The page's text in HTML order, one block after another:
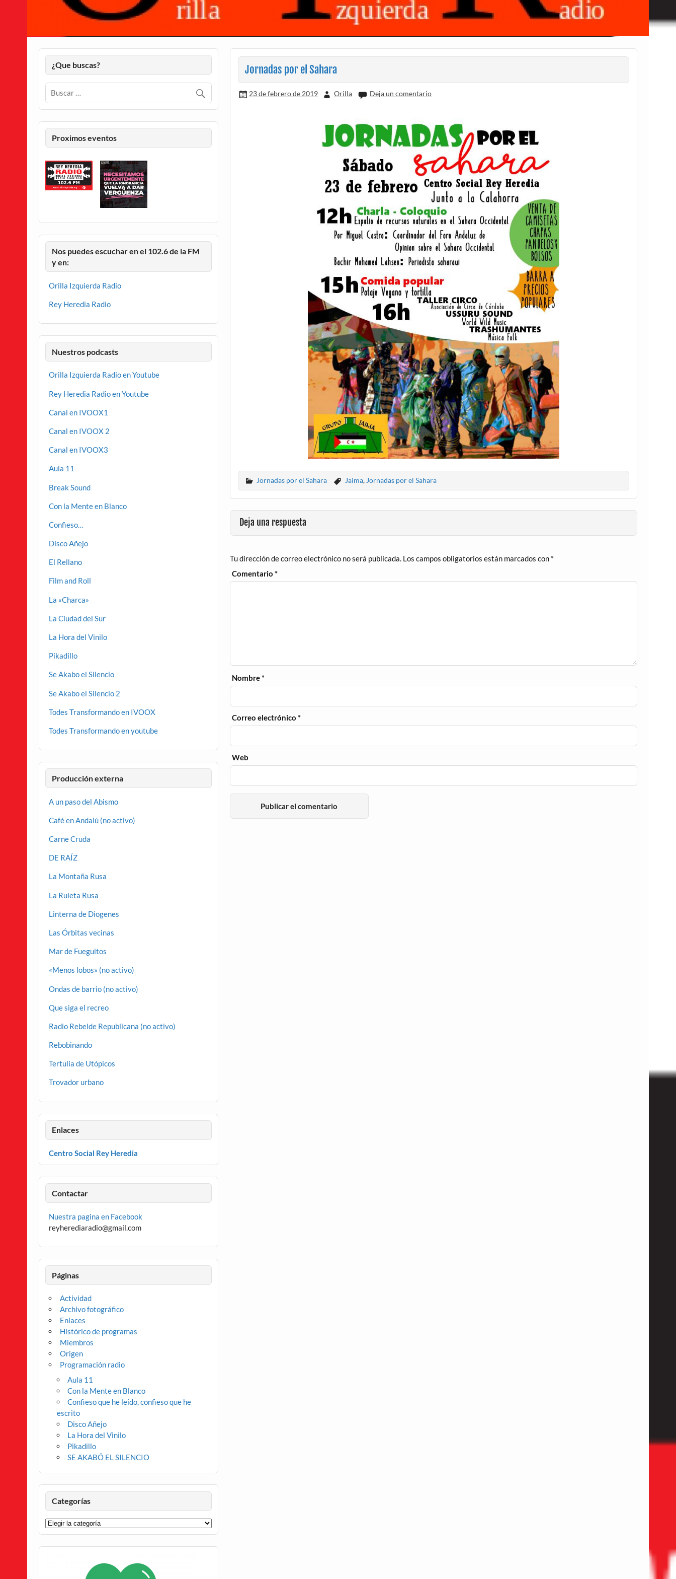
Jornadas por el Sahara
23 de febrero de 2019 Orilla Deja un comentario
Jornadas por el Sahara Jaima, Jornadas por el Sahara
Deja una respuesta
Tu dirección de correo electrónico no será publicada. Los campos obligatorios están marcados con *
Comentario*
Nombre*
Correo electrónico*
Web
¿Que buscas?
Proximos eventos
Nos puedes escuchar en el 102.6 de la FM
y en:
Orilla Izquierda Radio
Rey Heredia Radio
Nuestros podcasts
Orilla Izquierda Radio en Youtube
Rey Heredia Radio en Youtube
Canal en IVOOX1
Canal en IVOOX 2
Canal en IVOOX3
Aula 11
Break Sound
Con la Mente en Blanco
Confieso…
Disco Añejo
El Rellano
Film and Roll
La «Charca»
La Ciudad del Sur
La Hora del Vinilo
Pikadillo
Se Akabo el Silencio
Se Akabo el Silencio 2
Todes Transformando en IVOOX
Todes Transformando en youtube
Producción externa
A un paso del Abismo
Café en Andalú (no activo)
Carne Cruda
DE RAÍZ
La Montaña Rusa
La Ruleta Rusa
Linterna de Diogenes
Las Órbitas vecinas
Mar de Fueguitos
«Menos lobos» (no activo)
Ondas de barrio (no activo)
Que siga el recreo
Radio Rebelde Republicana (no activo)
Rebobinando
Tertulia de Utópicos
Trovador urbano
Enlaces
Centro Social Rey Heredia
Contactar
Nuestra pagina en Facebook
reyherediaradio@gmail.com
Páginas
Actividad
Archivo fotográfico
Enlaces
Histórico de programas
Miembros
Origen
Programación radio
Aula 11
Con la Mente en Blanco
Confieso que he leído, confieso que he
escrito
Disco Añejo
La Hora del Vinilo
Pikadillo
SE AKABÓ EL SILENCIO
Categorías
Categorías